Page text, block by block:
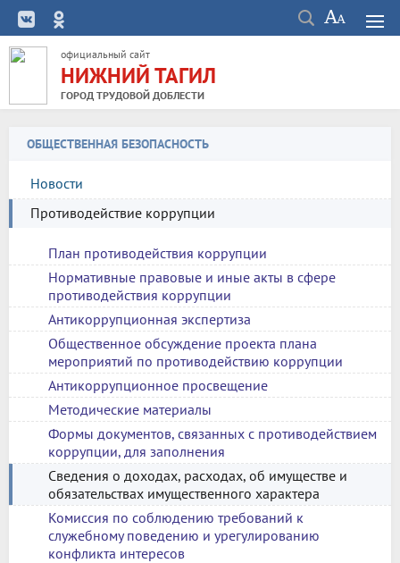
официальный сайт
НИЖНИЙ ТАГИЛ
ГОРОД ТРУДОВОЙ ДОБЛЕСТИ
ОБЩЕСТВЕННАЯ БЕЗОПАСНОСТЬ
Новости
Противодействие коррупции
План противодействия коррупции
Нормативные правовые и иные акты в сфере
противодействия коррупции
Антикоррупционная экспертиза
Общественное обсуждение проекта плана
мероприятий по противодействию коррупции
Антикоррупционное просвещение
Методические материалы
Формы документов, связанных с противодействием
коррупции, для заполнения
Сведения о доходах, расходах, об имуществе и
обязательствах имущественного характера
Комиссия по соблюдению требований к
служебному поведению и урегулированию
конфликта интересов